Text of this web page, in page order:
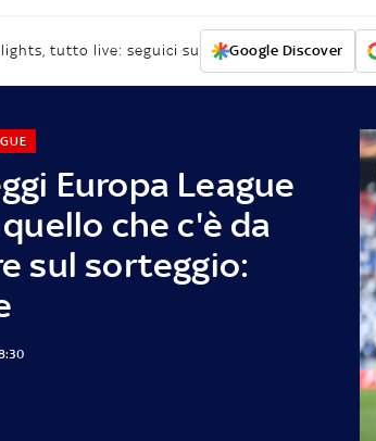
tutto live: seguici su Google Discover
Europa League
che c'è da
sul sorteggio: